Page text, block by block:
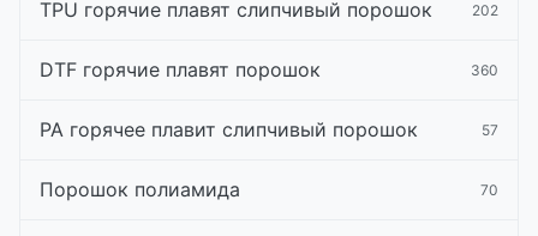
TPU горячие плавят слипчивый порошок 202
DTF горячие плавят порошок 360
PA горячее плавит слипчивый порошок 57
Порошок полиамида 70